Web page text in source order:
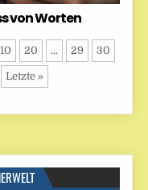
von Worten
10 20 ... 29 30
Letzte »